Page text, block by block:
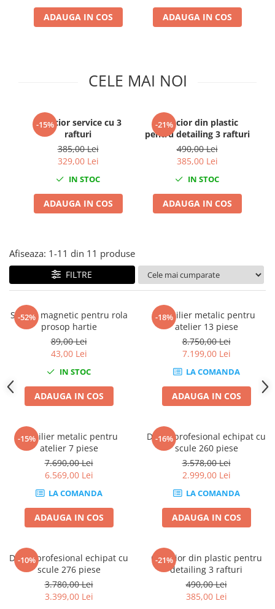
Clima/Aer conditionat
Cricuri cutie viteze
Dulapuri Bancuri Carucioare
Carucioare pentru marfa
Cutii pentru scule
Dulapuri echipate
Dulapuri pentru scule
Module scule
Echipamente De Sudura
Aparate taiere cu plasma
Sudura In Puncte
Tig-Wig
Pompe si Cilindri Hidraulici
Prese pentru arcuri
Schimb ulei
Chei buson baie ulei
Chei filtru ulei
Recuperatoare de ulei
Scule Ajutatoare
Scule De Mana si Unelte
Aparate de nituit si capsat
Capsatoare tapiterie
Chei de Forta
Chei Dinamometrice
Ciocane Dalti si Dornuri
ADAUGA IN COS ADAUGA IN COS
CELE MAI NOI
-15%
Carucior service cu 3
rafturi
385,00 Lei
329,00 Lei
IN STOC
ADAUGA IN COS
-21%
Carucior din plastic
pentru detailing 3 rafturi
490,00 Lei
385,00 Lei
IN STOC
ADAUGA IN COS
Afiseaza: 1-11 din 11 produse
FILTRE
-52%
Suport magnetic pentru rola
prosop hartie
89,00 Lei
43,00 Lei
IN STOC
ADAUGA IN COS
-18%
Mobilier metalic pentru
atelier 13 piese
8.750,00 Lei
7.199,00 Lei
LA COMANDA
ADAUGA IN COS
-15%
Mobilier metalic pentru
atelier 7 piese
7.690,00 Lei
6.569,00 Lei
LA COMANDA
ADAUGA IN COS
-16%
Dulap profesional echipat cu
scule 260 piese
3.578,00 Lei
2.999,00 Lei
LA COMANDA
ADAUGA IN COS
-10%
Dulap profesional echipat cu
scule 276 piese
3.780,00 Lei
3.399,00 Lei
-21%
Carucior din plastic pentru
detailing 3 rafturi
490,00 Lei
385,00 Lei